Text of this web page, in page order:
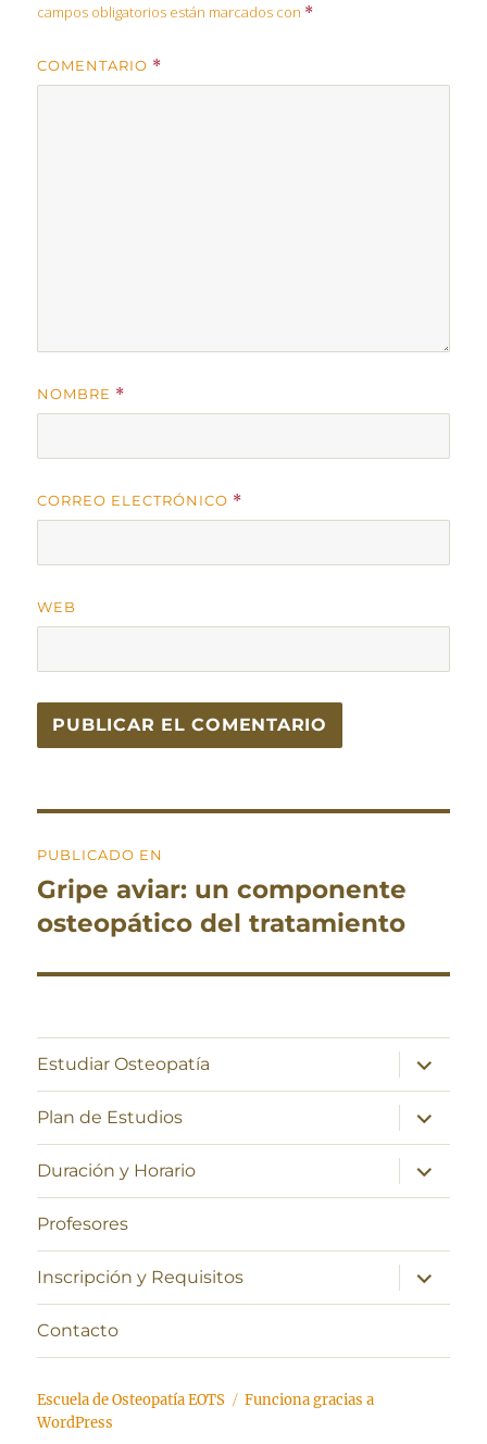
campos obligatorios están marcados con *
COMENTARIO *
NOMBRE *
CORREO ELECTRÓNICO *
WEB
de
entradas
PUBLICADO EN
Gripe aviar: un componente
osteopático del tratamiento
Estudiar Osteopatía
expande
el
menú
inferior
Plan de Estudios
expande
el
menú
inferior
Duración y Horario
expande
el
menú
Profesores
Inscripción y Requisitos
expande
el
menú
Contacto
Escuela de Osteopatía EOTS
Funciona gracias a
WordPress